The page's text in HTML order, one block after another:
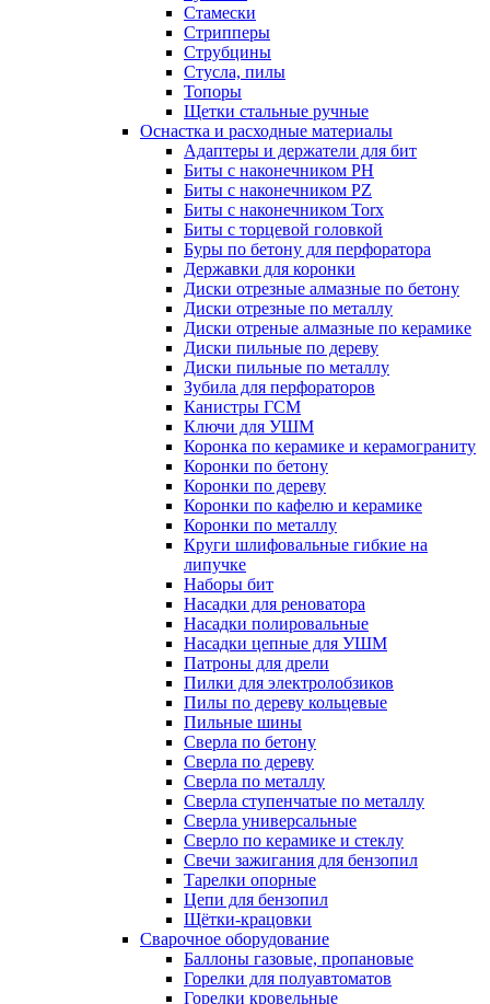
Стамески
Стрипперы
Струбцины
Стусла, пилы
Топоры
Щетки стальные ручные
Оснастка и расходные материалы
Адаптеры и держатели для бит
Биты с наконечником PH
Биты с наконечником PZ
Биты с наконечником Torx
Биты с торцевой головкой
Буры по бетону для перфоратора
Державки для коронки
Диски отрезные алмазные по бетону
Диски отрезные по металлу
Диски отреные алмазные по керамике
Диски пильные по дереву
Диски пильные по металлу
Зубила для перфораторов
Канистры ГСМ
Ключи для УШМ
Коронка по керамике и керамограниту
Коронки по бетону
Коронки по дереву
Коронки по кафелю и керамике
Коронки по металлу
Круги шлифовальные гибкие на
липучке
Наборы бит
Насадки для реноватора
Насадки полировальные
Насадки цепные для УШМ
Патроны для дрели
Пилки для электролобзиков
Пилы по дереву кольцевые
Пильные шины
Сверла по бетону
Сверла по дереву
Сверла по металлу
Сверла ступенчатые по металлу
Сверла универсальные
Сверло по керамике и стеклу
Свечи зажигания для бензопил
Тарелки опорные
Цепи для бензопил
Щётки-крацовки
Сварочное оборудование
Баллоны газовые, пропановые
Горелки для полуавтоматов
Горелки кровельные